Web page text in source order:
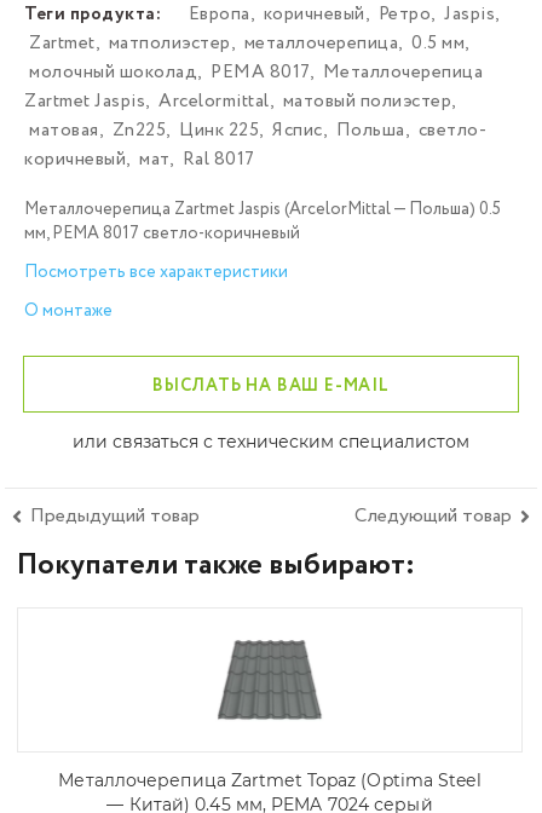
Теги продукта:
Европа, коричневый, Ретро, Jaspis,
Zartmet, матполиэстер, металлочерепица, 0.5 мм,
молочный шоколад, РЕМА 8017, Металлочерепица
Zartmet Jaspis, Arcelormittal, матовый полиэстер,
матовая, Zn225, Цинк 225, Яспис, Польша, светло-
коричневый, мат, Ral 8017
Металлочерепица Zartmet Jaspis (ArcelorMittal — Польша) 0.5
мм, РЕМА 8017 светло-коричневый
Посмотреть все характеристики
О монтаже
ВЫСЛАТЬ НА ВАШ E-MAIL
или связаться с техническим специалистом
Предыдущий товар Следующий товар
Покупатели также выбирают:
Металлочерепица Zartmet Topaz (Optima Steel
— Китай) 0.45 мм, PEMA 7024 серый